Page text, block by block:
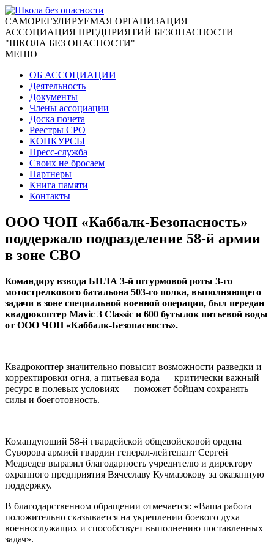
CАМОРЕГУЛИРУЕМАЯ ОРГАНИЗАЦИЯ
АССОЦИАЦИЯ ПРЕДПРИЯТИЙ БЕЗОПАСНОСТИ
"ШКОЛА БЕЗ ОПАСНОСТИ"
МЕНЮ
ОБ АССОЦИАЦИИ
Деятельность
Документы
Члены ассоциации
Доска почета
Реестры СРО
КОНКУРСЫ
Пресс-служба
Своих не бросаем
Партнеры
Книга памяти
Контакты
ООО ЧОП «Каббалк-Безопасность»
поддержало подразделение 58-й армии
в зоне СВО
Командиру взвода БПЛА 3-й штурмовой роты 3-го
мотострелкового батальона 503-го полка, выполняющего
задачи в зоне специальной военной операции, был передан
квадрокоптер Mavic 3 Classic и 600 бутылок питьевой воды
от ООО ЧОП «Каббалк-Безопасность».
Квадрокоптер значительно повысит возможности разведки и
корректировки огня, а питьевая вода — критически важный
ресурс в полевых условиях — поможет бойцам сохранять
силы и боеготовность.
Командующий 58-й гвардейской общевойсковой ордена
Суворова армией гвардии генерал-лейтенант Сергей
Медведев выразил благодарность учредителю и директору
охранного предприятия Вячеславу Кучмазокову за оказанную
поддержку.
В благодарственном обращении отмечается: «Ваша работа
положительно сказывается на укреплении боевого духа
военнослужащих и способствует выполнению поставленных
задач».